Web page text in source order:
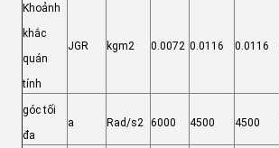
Khoảnh
khắc
quán
tính
JGR kgm2 0.0072 0.0116 0.0116
góc tối
đa
a Rad/s2 6000 4500 4500